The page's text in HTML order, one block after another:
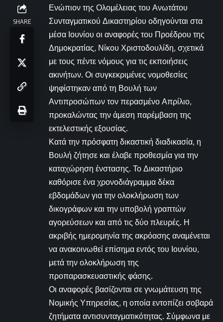
SHARE
Ενώπιον της Ολομέλειας του Ανωτάτου
Συνταγματικού Δικαστηρίου οδηγούνται στα
μέσα Ιουνίου οι αναφορές του Προέδρου της
Δημοκρατίας, Νίκου Χριστοδουλίδη, σχετικά
με τους πέντε νόμους για τις εκποιήσεις
ακινήτων. Οι συγκεκριμένες νομοθεσίες
ψηφίστηκαν από τη Βουλή των
Αντιπροσώπων τον περασμένο Απρίλιο,
προκαλώντας την άμεση παρέμβαση της
εκτελεστικής εξουσίας.
Κατά την πρόσφατη δικαστική διαδικασία, η
Βουλή ζήτησε και έλαβε προθεσμία για την
καταχώρηση ένστασης. Το Δικαστήριο
καθόρισε ένα χρονοδιάγραμμα δέκα
εβδομάδων για την ολοκλήρωση των
δικογράφων και την υποβολή γραπτών
αγορεύσεων και από τις δύο πλευρές. Η
ακριβής ημερομηνία της ακρόασης αναμένεται
να ανακοινωθεί επίσημα εντός του Ιουνίου,
μετά την ολοκλήρωση της
προπαρασκευαστικής φάσης.
Οι αναφορές βασίζονται σε γνωμάτευση της
Νομικής Υπηρεσίας, η οποία εντοπίζει σοβαρά
ζητήματα αντισυνταγματικότητας. Σύμφωνα με